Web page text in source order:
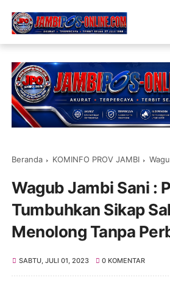
Beranda KOMINFO PROV JAMBI Wagub Jambi
Wagub Jambi Sani :
Tumbuhkan Sikap
Menolong Tanpa
SABTU, JULI 01, 2023 0 KOMENTAR